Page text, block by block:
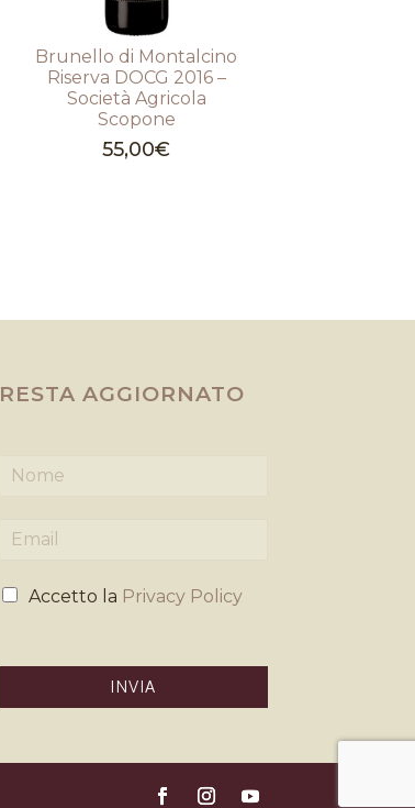
Brunello di Montalcino
Riserva DOCG 2016 –
Società Agricola
Scopone
55,00€
RESTA AGGIORNATO
m
iP
Accetto la Privacy Policy
INVIA